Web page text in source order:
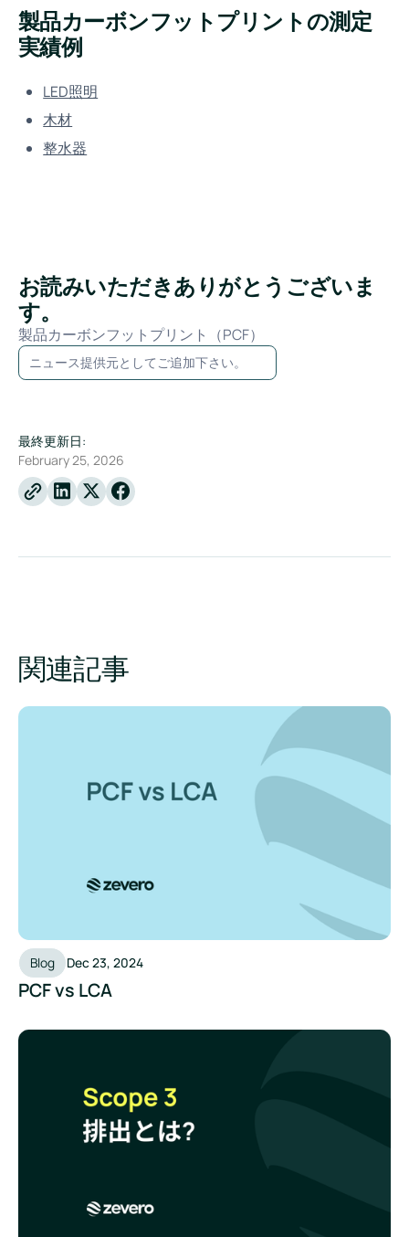
最終更新日:
February 25, 2026
Linkedin
X Facebook
製品カーボンフットプリントの測定
実績例
LED照明
木材
整水器
お読みいただきありがとうございま
す。
製品カーボンフットプリント（PCF）
ニュース提供元としてご追加下さい。
関連記事
Blog Dec 23, 2024
PCF vs LCA
PCF vs LCA
Scope3排出量とその重要性